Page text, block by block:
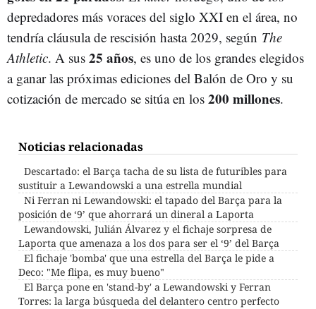
depredadores más voraces del siglo XXI en el área, no
tendría cláusula de rescisión hasta 2029, según The
Athletic. A sus 25 años, es uno de los grandes elegidos
a ganar las próximas ediciones del Balón de Oro y su
cotización de mercado se sitúa en los 200 millones.
Noticias relacionadas
Descartado: el Barça tacha de su lista de futuribles para
sustituir a Lewandowski a una estrella mundial
Ni Ferran ni Lewandowski: el tapado del Barça para la
posición de ‘9’ que ahorrará un dineral a Laporta
Lewandowski, Julián Álvarez y el fichaje sorpresa de
Laporta que amenaza a los dos para ser el ‘9’ del Barça
El fichaje 'bomba' que una estrella del Barça le pide a
Deco: "Me flipa, es muy bueno"
El Barça pone en 'stand-by' a Lewandowski y Ferran
Torres: la larga búsqueda del delantero centro perfecto